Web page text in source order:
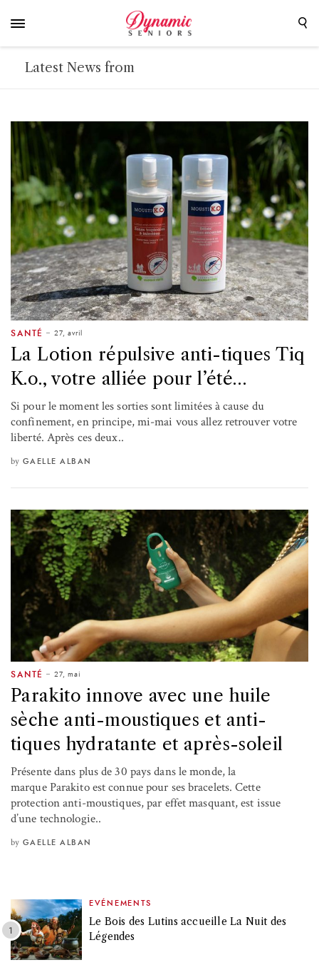
Latest News from
SANTÉ 27, avril
La Lotion répulsive anti-tiques Tiq
K.o., votre alliée pour l’été…
Si pour le moment les sorties sont limitées à cause du
confinement, en principe, mi-mai vous allez retrouver votre
liberté. Après ces deux..
by GAELLE ALBAN
SANTÉ 27, mai
Parakito innove avec une huile
sèche anti-moustiques et anti-
tiques hydratante et après-soleil
Présente dans plus de 30 pays dans le monde, la
marque Parakito est connue pour ses bracelets. Cette
protection anti-moustiques, par effet masquant, est issue
d’une technologie..
by GAELLE ALBAN
EVÉNEMENTS
Le Bois des Lutins accueille La Nuit des
Légendes